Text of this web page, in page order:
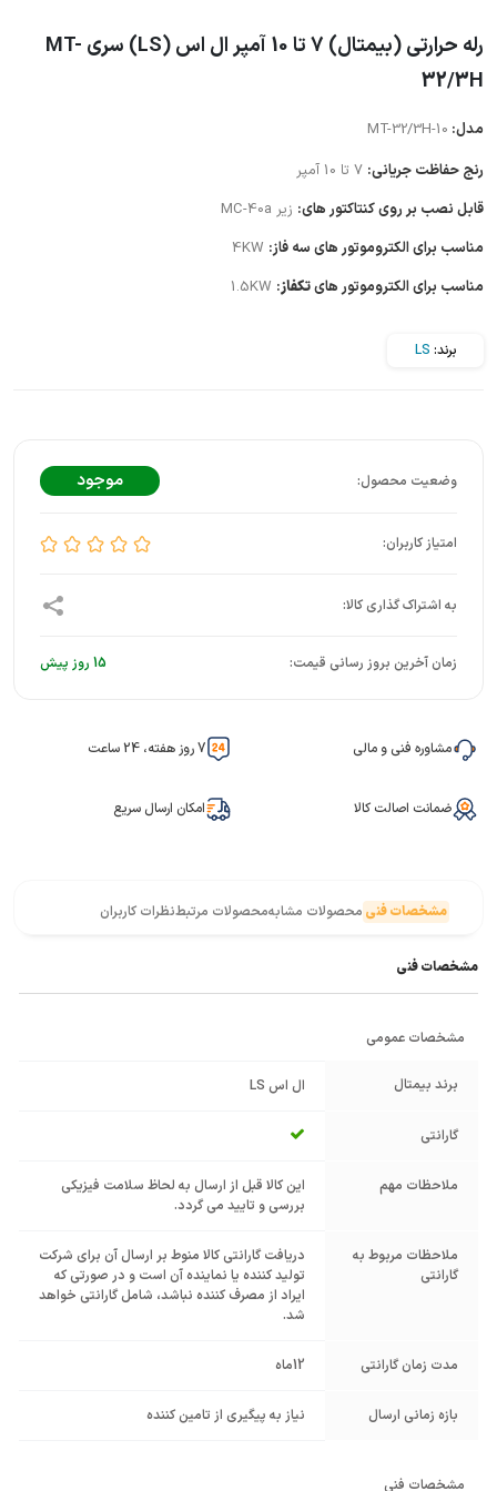
رله حرارتی (بیمتال) 7 تا 10 آمپر ال اس (LS) سری MT-
32/3H
مدل: MT-32/3H-10
رنج حفاظت جریانی:
قابل نصب بر روی کنتاکتور های: زیر MC-40a
مناسب برای الکتروموتور های سه فاز:
مناسب برای الکتروموتور هایتکفاز:
برند: LS
موجود
زمان آخرین بروز رسانی قیمت: 15 روز پیش
مشاوره فنی و مالی 7 روز هفته، 24 ساعت
ضمانت اصالت کالا امکان ارسال سریع
مشخصات فنی محصولات مشابهمحصولات مرتبطنظرات کاربران
مشخصات فنی
مشخصات عمومی
برند بیمتال ال اس LS
گارانتی
ملاحظات مهم
این کالا قبل از ارسال به لحاظ سلامت فیزیکی
بررسی و تایید می گردد.
ملاحظات مربوط به
گارانتی
دریافت گارانتی کالا منوط بر ارسال آن برای شرکت
تولید کننده یا نماینده آن است و در صورتی که
ایراد از مصرف کننده نباشد، شامل گارانتی خواهد
شد.
مدت زمان گارانتی 12ماه
بازه زمانی ارسال نیاز به پیگیری از تامین کننده
مشخصات فنی